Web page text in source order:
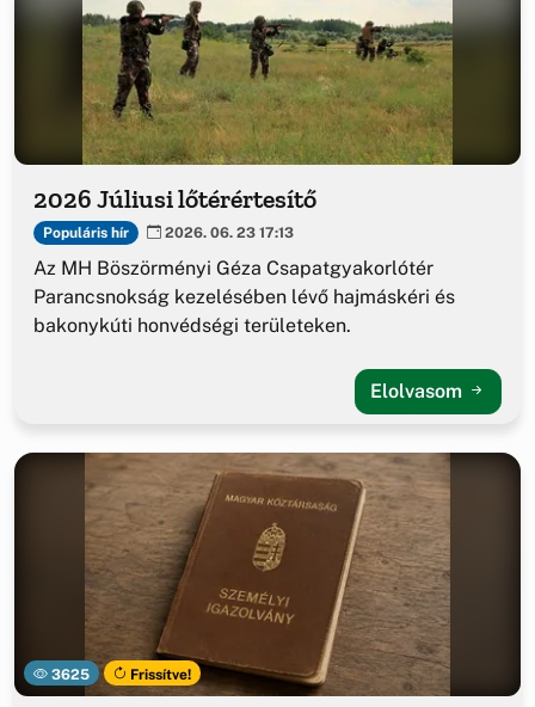
2026 Júliusi lőtérértesítő
Populáris hír 2026. 06. 23 17:13
Az MH Böszörményi Géza Csapatgyakorlótér
Parancsnokság kezelésében lévő hajmáskéri és
bakonykúti honvédségi területeken.
Elolvasom
3625 Frissítve!